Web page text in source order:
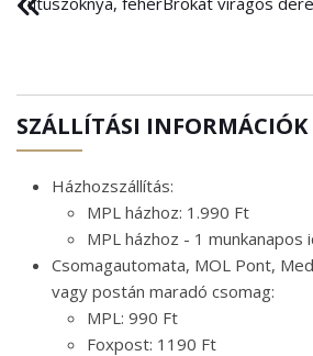
SZÁLLÍTÁSI INFORMÁCIÓK
Házhozszállítás:
MPL házhoz: 1.990 Ft
MPL házhoz - 1
Csomagautomata, MOL Pont,
vagy postán maradó csomag:
MPL: 990 Ft
Foxpost: 1190 Ft